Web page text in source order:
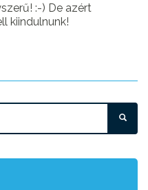
:-) De azért
kiindulnunk!